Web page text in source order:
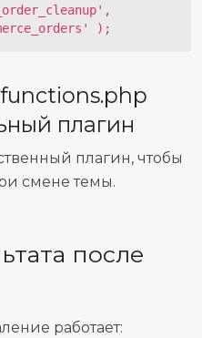
);
плагин
плагин, чтобы
смене темы.
после
работает: